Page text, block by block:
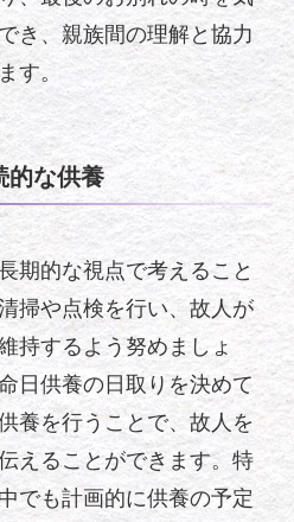
き、親族間の理解と協力
す。
的な供養
期的な視点で考えること
掃や点検を行い、故人が
持するよう努めましょ
日供養の日取りを決めて
養を行うことで、故人を
えることができます。特
でも計画的に供養の予定